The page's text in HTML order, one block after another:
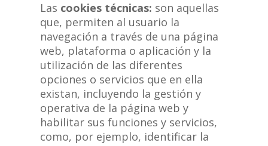
Las cookies técnicas: son aquellas
que, permiten al usuario la
navegación a través de una página
web, plataforma o aplicación y la
utilización de las diferentes
opciones o servicios que en ella
existan, incluyendo la gestión y
operativa de la página web y
habilitar sus funciones y servicios,
como, por ejemplo, identificar la